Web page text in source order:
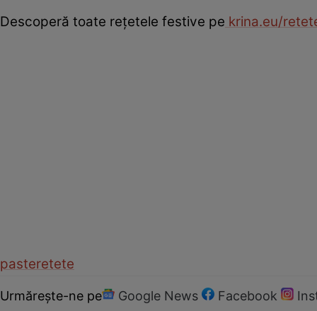
Descoperă toate rețetele festive pe krina.eu/
pasteretete
Urmărește-ne pe Google News Facebook